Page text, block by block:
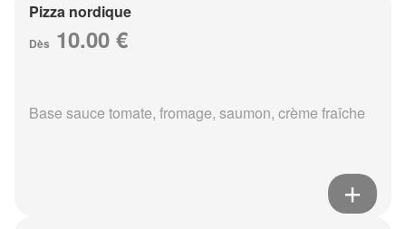
Pizza nordique
Dès 10.00 €
Base sauce tomate, fromage, saumon, crème fraîche